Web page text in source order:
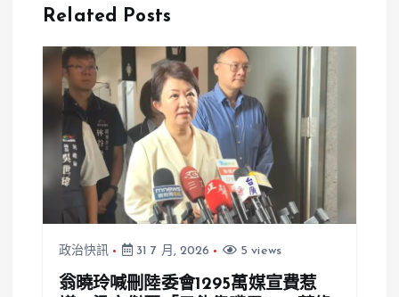
子竟用剪刀威
Related Posts
政治快訊 31 7 月, 2026 5 views
翁曉玲喊刪陸委會1295萬媒宣費惹